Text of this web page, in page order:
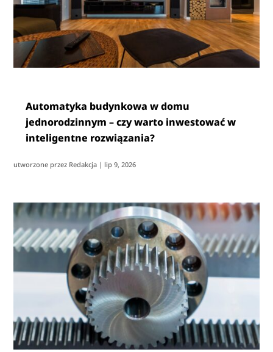
Automatyka budynkowa w domu
jednorodzinnym – czy warto inwestować w
inteligentne rozwiązania?
utworzone przez Redakcja | lip 9, 2026